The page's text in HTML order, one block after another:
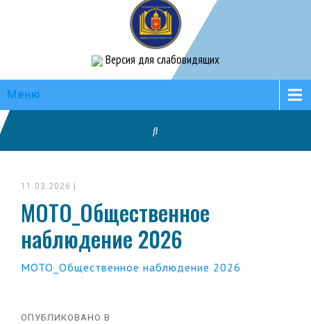
Версия для слабовидящих
Меню
11.03.2026
МОТО_Общественное
наблюдение 2026
МОТО_Общественное наблюдение 2026
ОПУБЛИКОВАНО В